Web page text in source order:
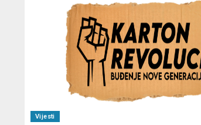
Vijesti